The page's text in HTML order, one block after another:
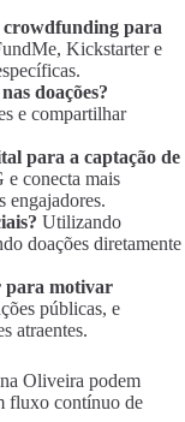
crowdfunding para
Kickstarter e
doações?
e compartilhar
para a captação de
e conecta mais
engajadores.
Utilizando
doações diretamente
para motivar
públicas, e
atraentes.
Oliveira podem
fluxo contínuo de